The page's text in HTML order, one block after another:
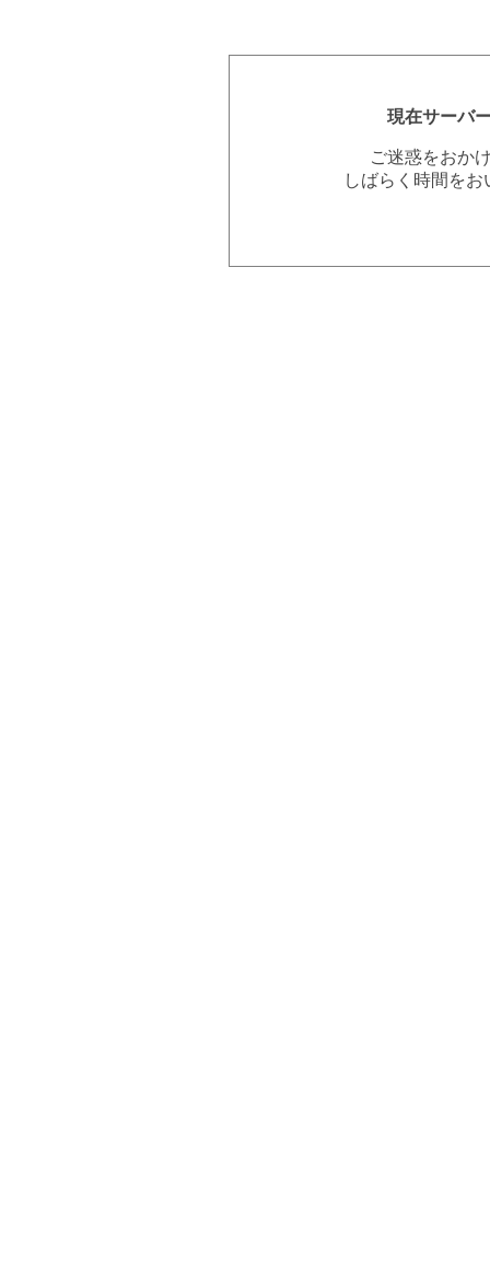
現在サーバ
ご迷惑をおか
しばらく時間を